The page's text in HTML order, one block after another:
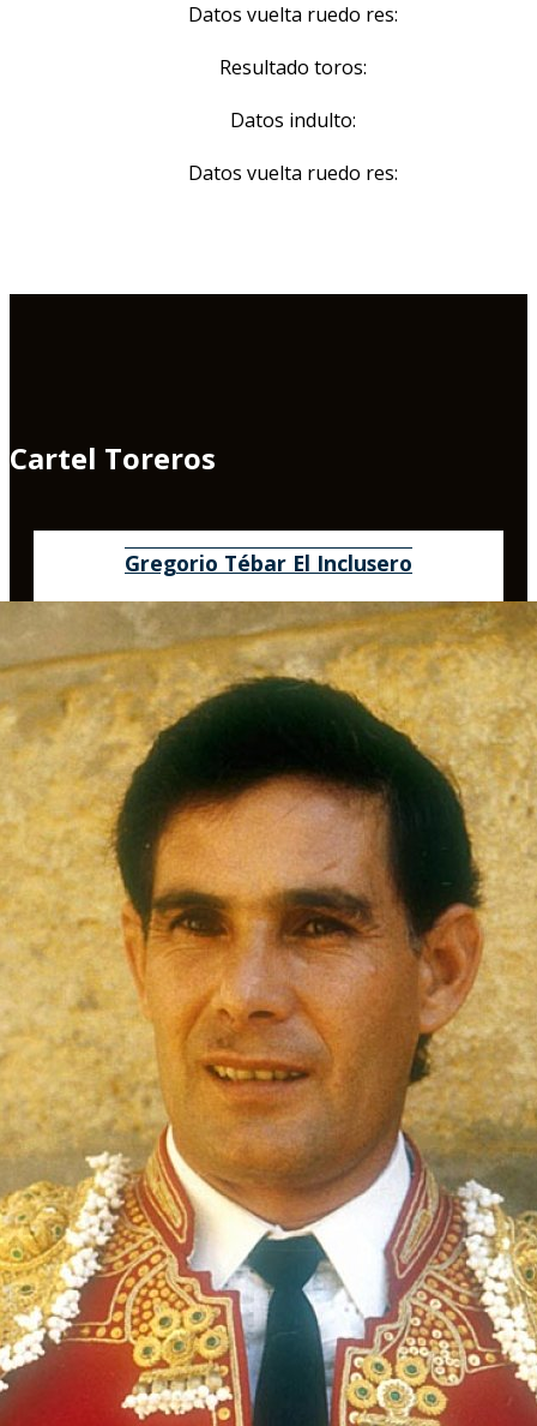
Datos vuelta ruedo res:
Resultado toros:
Datos indulto:
Datos vuelta ruedo res:
Cartel Toreros
Gregorio Tébar El Inclusero